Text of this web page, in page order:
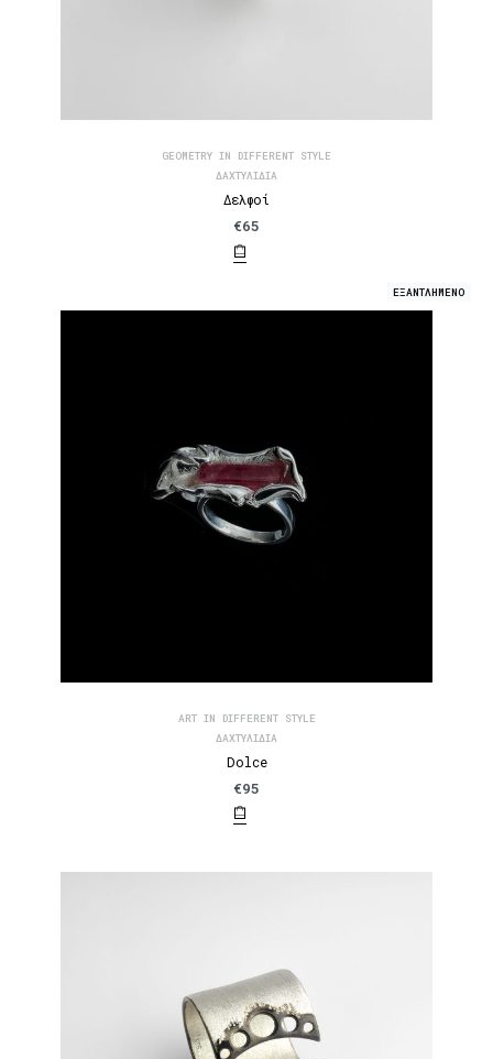
GEOMETRY IN DIFFERENT STYLE
ΔΑΧΤΥΛΊΔΙΑ
Δελφοί
€65
ΕΞΑΝΤΛΗΜΕΝΟ
ART IN DIFFERENT STYLE
ΔΑΧΤΥΛΊΔΙΑ
Dolce
€95